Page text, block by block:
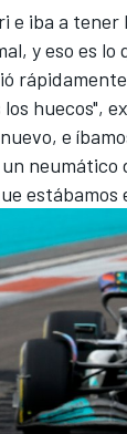
e iba a
y eso es
huecos",
e